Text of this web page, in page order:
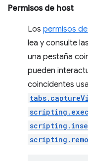
Permisos de host
Los permisos
lea y consulte
una pestaña
pueden
coincidentes